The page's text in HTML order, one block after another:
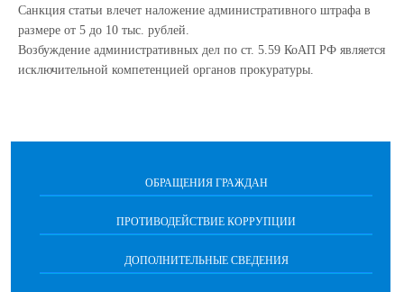
Санкция статьи влечет наложение административного штрафа в
размере от 5 до 10 тыс. рублей.
Возбуждение административных дел по ст. 5.59 КоАП РФ является
исключительной компетенцией органов прокуратуры.
ОБРАЩЕНИЯ ГРАЖДАН
ПРОТИВОДЕЙСТВИЕ КОРРУПЦИИ
ДОПОЛНИТЕЛЬНЫЕ СВЕДЕНИЯ